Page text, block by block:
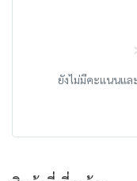
ยังไม่มีคะแนนแล